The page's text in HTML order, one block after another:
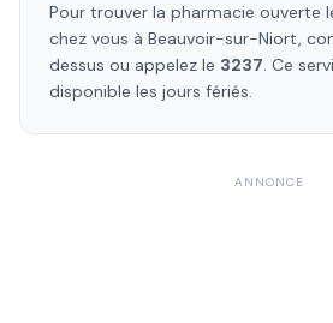
Pour trouver la pharmacie ouverte
chez vous à Beauvoir-sur-Niort,
dessus ou appelez le 3237. Ce
disponible les jours fériés.
ANNONCE